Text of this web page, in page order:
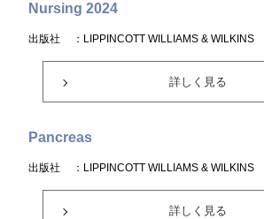
Nursing 2024
出版社 ：LIPPINCOTT WILLIAMS & WILKINS
詳しく見る
Pancreas
出版社 ：LIPPINCOTT WILLIAMS & WILKINS
詳しく見る